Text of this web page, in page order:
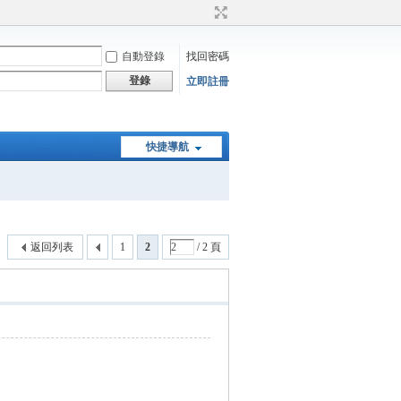
自動登錄
找回密碼
登錄
立即註冊
快捷導航
1 2 / 2 頁
返回列表